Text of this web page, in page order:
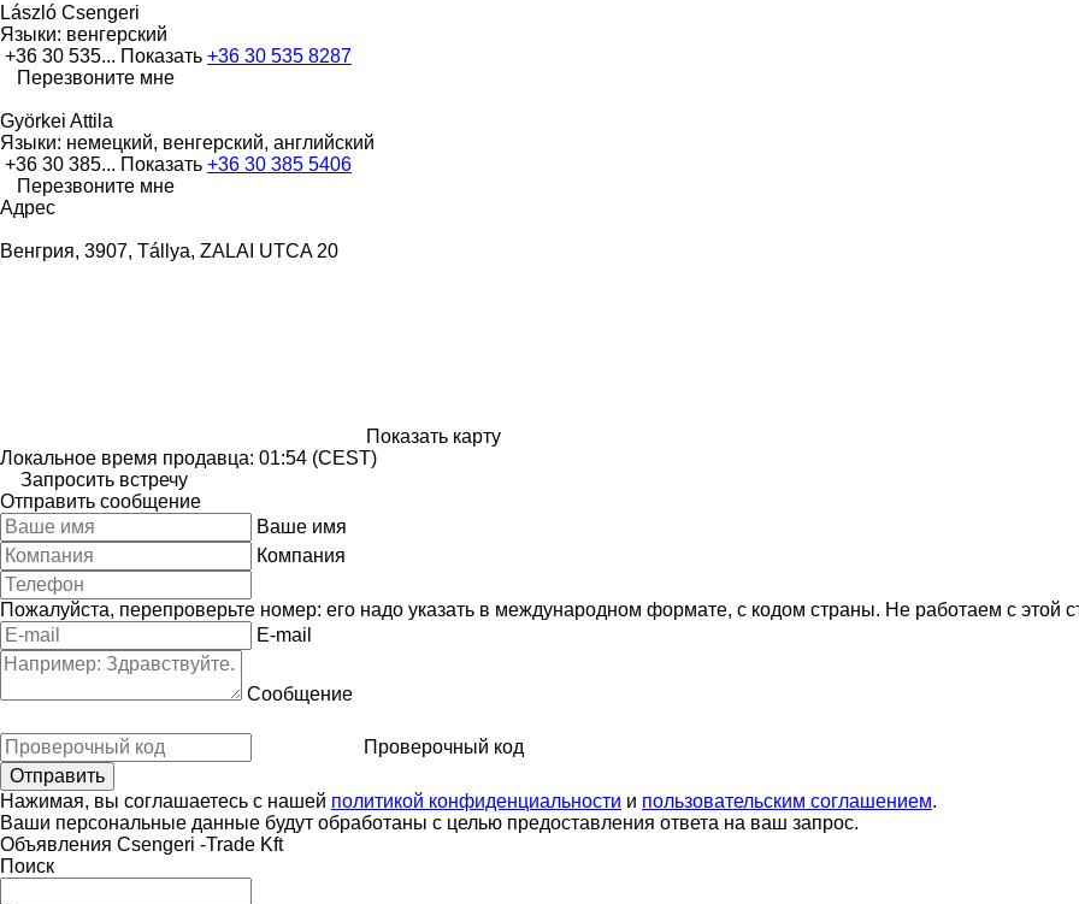
László Csengeri
Языки: венгерский
+36 30 535... Показать +36 30 535 8287
Перезвоните мне
Györkei Attila
Языки: немецкий, венгерский, английский
+36 30 385... Показать +36 30 385 5406
Перезвоните мне
Адрес
Венгрия, 3907, Tállya, ZALAI UTCA 20
Показать карту
Локальное время продавца: 01:54 (CEST)
Запросить встречу
Отправить сообщение
Ваше имя
Компания
Пожалуйста, перепроверьте номер: его надо указать в международном формате, с кодом страны. Не работаем с этой
E-mail
Сообщение
Проверочный код
Нажимая, вы соглашаетесь с нашей политикой конфиденциальности и пользовательским соглашением.
Ваши персональные данные будут обработаны с целью предоставления ответа на ваш запрос.
Объявления Csengeri -Trade Kft
Поиск